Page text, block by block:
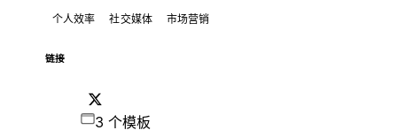
个人效率 社交媒体 市场营销
链接
3 个模板